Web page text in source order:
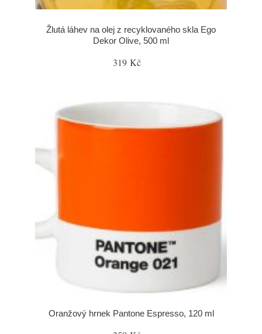
Žlutá láhev na olej z recyklovaného skla Ego
Dekor Olive, 500 ml
319 Kč
Oranžový hrnek Pantone Espresso, 120 ml